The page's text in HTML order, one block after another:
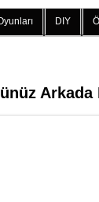
DIY
Arkada